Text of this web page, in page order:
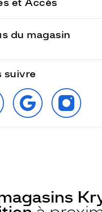
du magasin
suivre
RETROUVEZ‑NOUS
SUR
GOOGLE
SUR
INSTAGRAM